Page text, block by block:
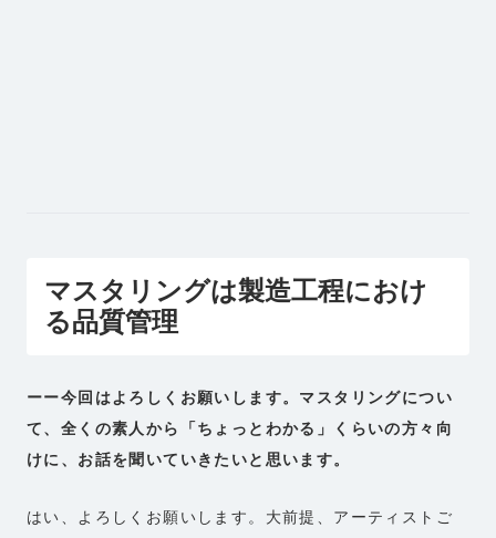
マスタリングは製造工程におけ
る品質管理
ーー今回はよろしくお願いします。マスタリングについ
て、全くの素人から「ちょっとわかる」くらいの方々向
けに、お話を聞いていきたいと思います。
はい、よろしくお願いします。大前提、アーティストご